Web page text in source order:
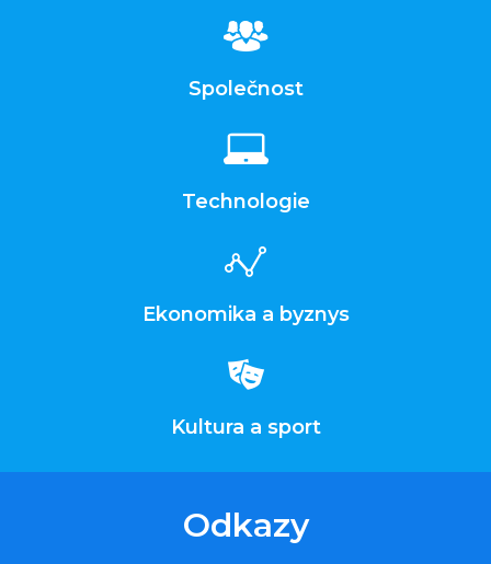
Společnost
Technologie
Ekonomika a byznys
Kultura a sport
Odkazy